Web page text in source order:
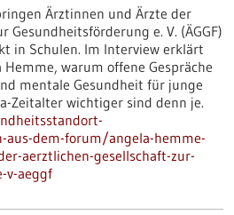
Ärztinnen und Ärzte der
Gesundheitsförderung e. V. (ÄGGF)
in Schulen. Im Interview erklärt
warum offene Gespräche
mentale Gesundheit für junge
Zeitalter wichtiger sind denn je.
dem-forum/angela-hemme-
aerztlichen-gesellschaft-zur-
v-aeggf